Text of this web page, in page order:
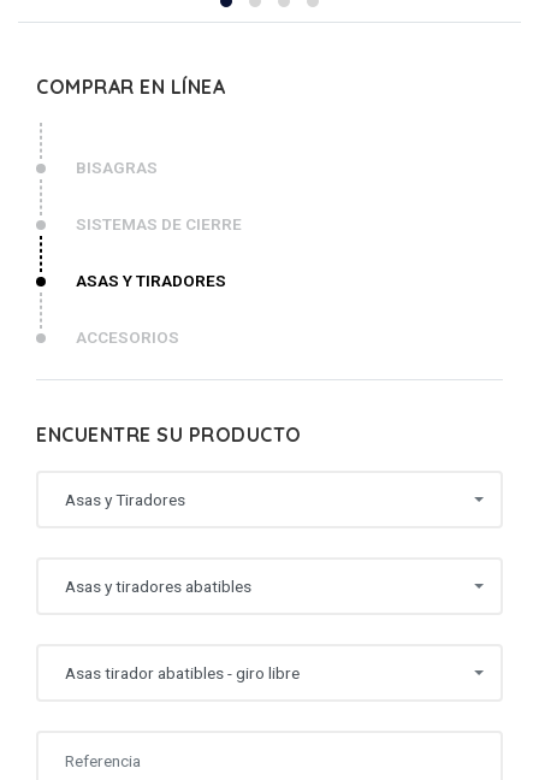
COMPRAR EN LÍNEA
BISAGRAS
SISTEMAS DE CIERRE
ASAS Y TIRADORES
ACCESORIOS
ENCUENTRE SU PRODUCTO
Asas y Tiradores
Asas y tiradores abatibles
Asas tirador abatibles - giro libre